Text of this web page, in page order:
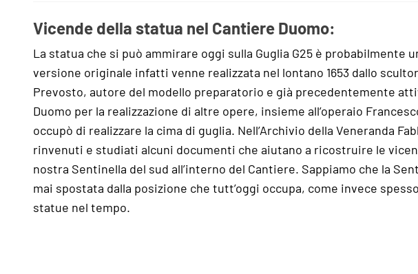
Vicende della statua nel Cantiere Duomo:
La statua che si può ammirare oggi sulla Guglia G25 è probabilmente
versione originale infatti venne realizzata nel lontano 1653 dallo
Prevosto, autore del modello preparatorio e già precedentemente
Duomo per la realizzazione di altre opere, insieme all’operaio
occupò di realizzare la cima di guglia. Nell’Archivio della Veneranda
rinvenuti e studiati alcuni documenti che aiutano a ricostruire le
nostra Sentinella del sud all’interno del Cantiere. Sappiamo che la
mai spostata dalla posizione che tutt’oggi occupa, come invece
statue nel tempo.